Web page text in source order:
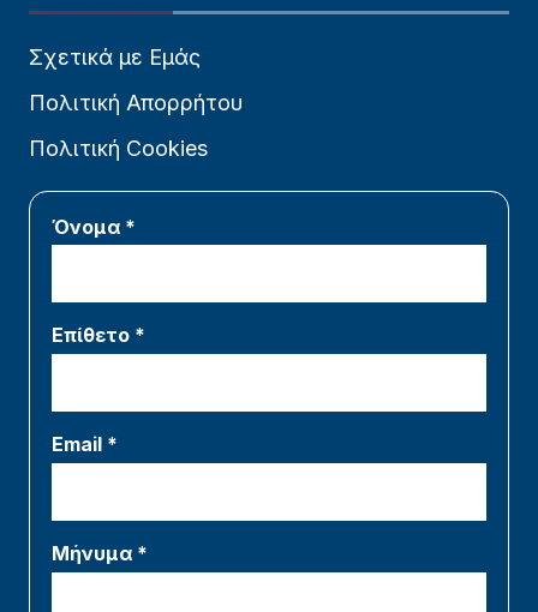
Σχετικά με Εμάς
Πολιτική Απορρήτου
Πολιτική Cookies
Όνομα *
Επίθετο *
Email *
Μήνυμα *